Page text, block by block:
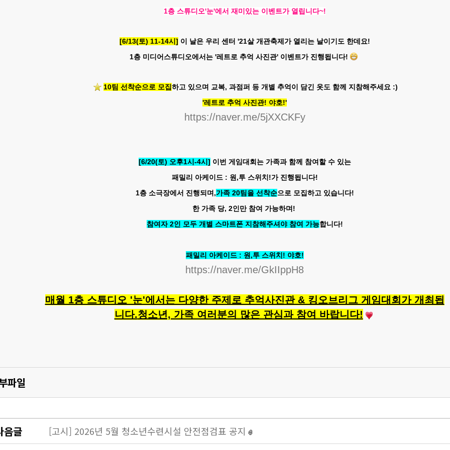
1층 스튜디오'눈'에서 재미있는 이벤트가 열립니다~!
[6/13(토) 11-14시] 이 날은 우리 센터 '21살 개관축제가 열리는 날이기도 한데요!
1층 미디어스튜디오에서는 '레트로 추억 사진관' 이벤트가 진행됩니다!
10팀 선착순으로 모집하고 있으며 교복, 과점퍼 등 개별 추억이 담긴 옷도 함께 지참해주세요 :)
'레트로 추억 사진관! 야호!'
https://naver.me/5jXXCKFy
[6/20(토) 오후1시-4시] 이번 게임대회는 가족과 함께 참여할 수 있는
패밀리 아케이드 : 원,투 스위치!가 진행됩니다!
1층 소극장에서 진행되며,가족 20팀을 선착순으로 모집하고 있습니다!
한 가족 당, 2인만 참여 가능하며!
참여자 2인 모두 개별 스마트폰 지참해주셔야 참여 가능합니다!
패밀리 아케이드 : 원,투 스위치! 야호!
https://naver.me/GkIIppH8
매월 1층 스튜디오 '눈'에서는 다양한 주제로 추억사진관 & 킹오브리그 게임대회가 개최됩
니다.청소년, 가족 여러분의 많은 관심과 참여 바랍니다!
파일
음글 [고시] 2026년 5월 청소년수련시설 안전점검표 공지